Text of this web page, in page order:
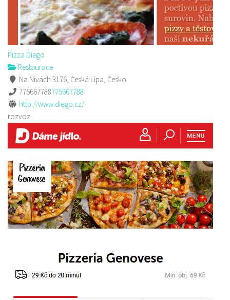
Pizza Diego
Restaurace
Na Nivách 3176, Česká Lípa, Česko
775667788775667788
http://www.diego.cz/
rozvoz